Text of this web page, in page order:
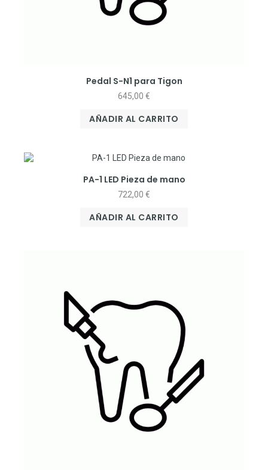
Pedal S-N1 para Tigon
645,00 €
AÑADIR AL CARRITO
PA-1 LED Pieza de mano
722,00 €
AÑADIR AL CARRITO